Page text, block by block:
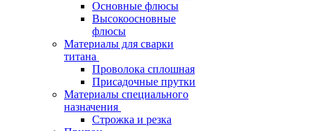
Основные флюсы
Высокоосновные
флюсы
Материалы для сварки
титана
Проволока сплошная
Присадочные прутки
Материалы специального
назначения
Строжка и резка